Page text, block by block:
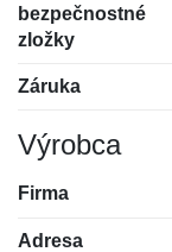
bezpečnostné
zložky
Záruka
Výrobca
Firma
Adresa